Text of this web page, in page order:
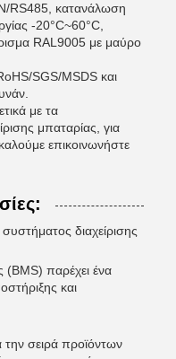
RS485, κατανάλωση
-20°C~60°C,
RAL9005 με μαύρο
SGS/MSDS και
με τα
μπαταρίας, για
επικοινωνήστε
διαχείρισης
(BMS) παρέχει ένα
και
την σειρά προϊόντων